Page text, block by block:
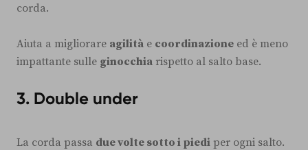
corda.
Aiuta a migliorare agilità e coordinazione ed è meno
impattante sulle ginocchia rispetto al salto base.
3. Double under
La corda passa due volte sotto i piedi per ogni salto.